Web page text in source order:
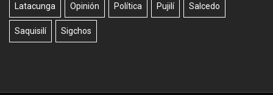
Latacunga Opinión Política Pujilí Salcedo
Saquisilí Sigchos